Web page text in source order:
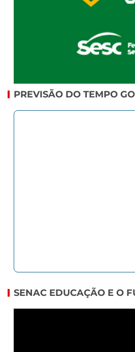
PREVISÃO DO TEMPO
SENAC EDUCAÇÃO E O